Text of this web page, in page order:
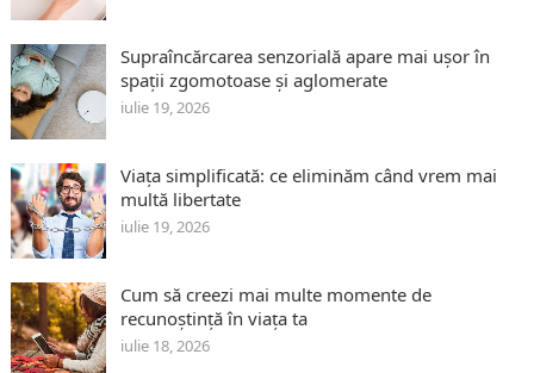
Supraîncărcarea senzorială apare mai ușor în
spații zgomotoase și aglomerate
iulie 19, 2026
Viața simplificată: ce eliminăm când vrem mai
multă libertate
iulie 19, 2026
Cum să creezi mai multe momente de
recunoștință în viața ta
iulie 18, 2026